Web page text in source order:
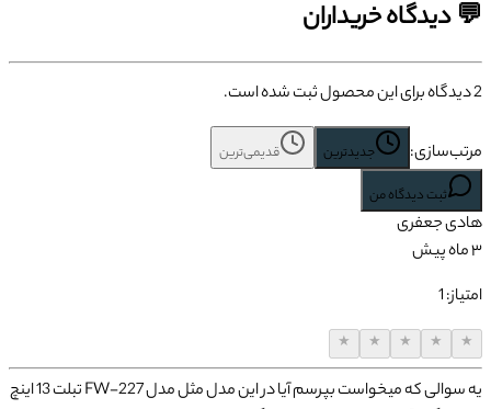
💬 دیدگاه خریداران
2دیدگاه برای این محصول ثبت شده است.
مرتب‌سازی: جدیدترین
قدیمی‌ترین
ثبت دیدگاه من
هادیجعفری
۳ ماه پیش
امتیاز:1
★
★
★
★
★
یه سوالی که میخواست بپرسم آیا در این مدل مثل مدل FW-227 تبلت 13 اینچ